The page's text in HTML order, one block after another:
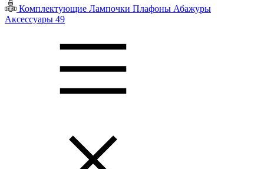
Комплектующие Лампочки Плафоны Абажуры
Аксессуары 49